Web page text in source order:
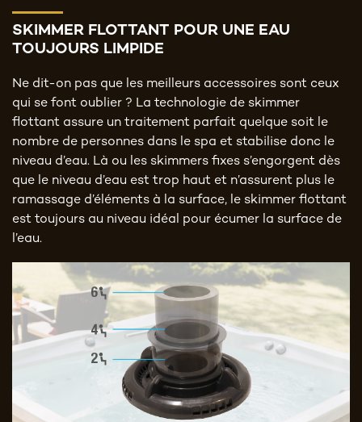
SKIMMER FLOTTANT POUR UNE EAU
TOUJOURS LIMPIDE
Ne dit-on pas que les meilleurs accessoires sont ceux
qui se font oublier ? La technologie de skimmer
flottant assure un traitement parfait quelque soit le
nombre de personnes dans le spa et stabilise donc le
niveau d’eau. Là ou les skimmers fixes s’engorgent dès
que le niveau d’eau est trop haut et n’assurent plus le
ramassage d’éléments à la surface, le skimmer flottant
est toujours au niveau idéal pour écumer la surface de
l’eau.